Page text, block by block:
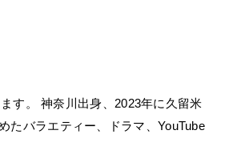
す。 神奈川出身、2023年に久留米
たバラエティー、ドラマ、YouTube